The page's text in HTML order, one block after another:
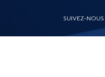
SUIVEZ-NOUS